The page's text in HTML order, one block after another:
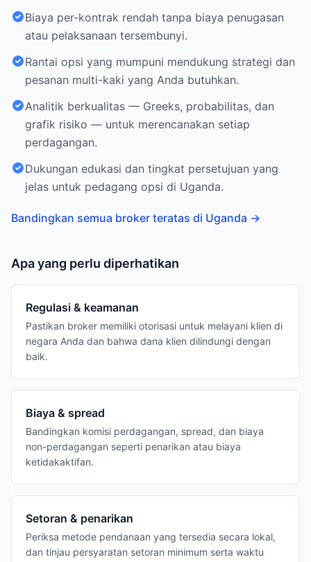
Biaya per-kontrak rendah tanpa biaya penugasan
atau pelaksanaan tersembunyi.
Rantai opsi yang mumpuni mendukung strategi dan
pesanan multi-kaki yang Anda butuhkan.
Analitik berkualitas — Greeks, probabilitas, dan
grafik risiko — untuk merencanakan setiap
perdagangan.
Dukungan edukasi dan tingkat persetujuan yang
jelas untuk pedagang opsi di Uganda.
Bandingkan semua broker teratas di Uganda →
Apa yang perlu diperhatikan
Regulasi & keamanan
Pastikan broker memiliki otorisasi untuk melayani klien di
negara Anda dan bahwa dana klien dilindungi dengan
baik.
Biaya & spread
Bandingkan komisi perdagangan, spread, dan biaya
non-perdagangan seperti penarikan atau biaya
ketidakaktifan.
Setoran & penarikan
Periksa metode pendanaan yang tersedia secara lokal,
dan tinjau persyaratan setoran minimum serta waktu